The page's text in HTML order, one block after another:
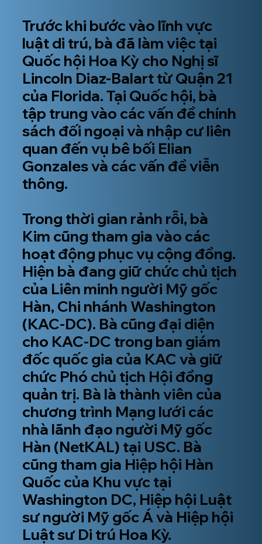
Trước khi bước vào lĩnh vực
luật di trú, bà đã làm việc tại
Quốc hội Hoa Kỳ cho Nghị sĩ
Lincoln Diaz-Balart từ Quận 21
của Florida. Tại Quốc hội, bà
tập trung vào các vấn đề chính
sách đối ngoại và nhập cư liên
quan đến vụ bê bối Elian
Gonzales và các vấn đề viễn
thông.
Trong thời gian rảnh rỗi, bà
Kim cũng tham gia vào các
hoạt động phục vụ cộng đồng.
Hiện bà đang giữ chức chủ tịch
của Liên minh người Mỹ gốc
Hàn, Chi nhánh Washington
(KAC-DC). Bà cũng đại diện
cho KAC-DC trong ban giám
đốc quốc gia của KAC và giữ
chức Phó chủ tịch Hội đồng
quản trị. Bà là thành viên của
chương trình Mạng lưới các
nhà lãnh đạo người Mỹ gốc
Hàn (NetKAL) tại USC. Bà
cũng tham gia Hiệp hội Hàn
Quốc của Khu vực tại
Washington DC, Hiệp hội Luật
sư người Mỹ gốc Á và Hiệp hội
Luật sư Di trú Hoa Kỳ.